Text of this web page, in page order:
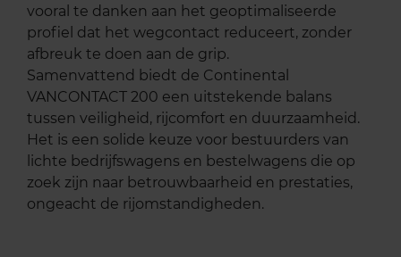
vooral te danken aan het geoptimaliseerde
profiel dat het wegcontact reduceert, zonder
afbreuk te doen aan de grip.
Samenvattend biedt de Continental
VANCONTACT 200 een uitstekende balans
tussen veiligheid, rijcomfort en duurzaamheid.
Het is een solide keuze voor bestuurders van
lichte bedrijfswagens en bestelwagens die op
zoek zijn naar betrouwbaarheid en prestaties,
ongeacht de rijomstandigheden.